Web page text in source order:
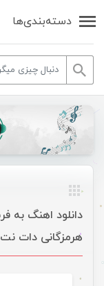
دسته‌بندی‌ها
دانلود اهنگ به
هرمزگانی دات نت